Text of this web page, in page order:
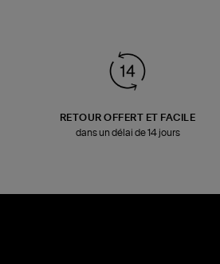
RETOUR OFFERT ET FACILE
dans un délai de 14 jours